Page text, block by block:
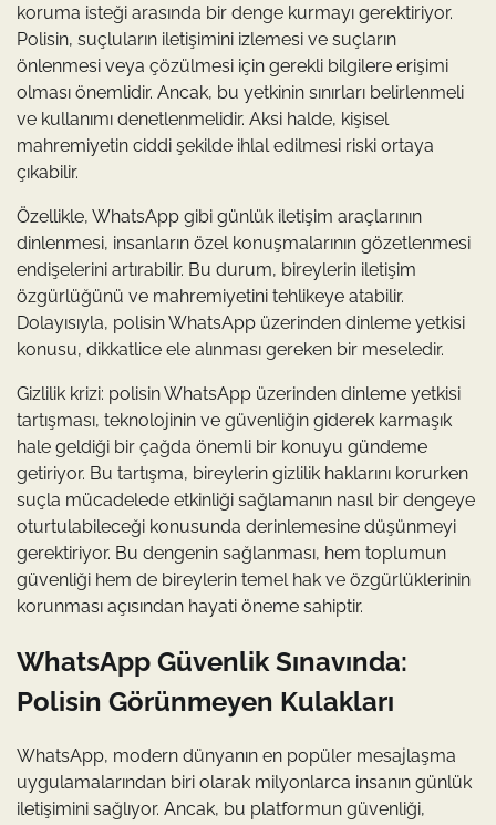
koruma isteği arasında bir denge kurmayı gerektiriyor.
Polisin, suçluların iletişimini izlemesi ve suçların
önlenmesi veya çözülmesi için gerekli bilgilere erişimi
olması önemlidir. Ancak, bu yetkinin sınırları belirlenmeli
ve kullanımı denetlenmelidir. Aksi halde, kişisel
mahremiyetin ciddi şekilde ihlal edilmesi riski ortaya
çıkabilir.
Özellikle, WhatsApp gibi günlük iletişim araçlarının
dinlenmesi, insanların özel konuşmalarının gözetlenmesi
endişelerini artırabilir. Bu durum, bireylerin iletişim
özgürlüğünü ve mahremiyetini tehlikeye atabilir.
Dolayısıyla, polisin WhatsApp üzerinden dinleme yetkisi
konusu, dikkatlice ele alınması gereken bir meseledir.
Gizlilik krizi: polisin WhatsApp üzerinden dinleme yetkisi
tartışması, teknolojinin ve güvenliğin giderek karmaşık
hale geldiği bir çağda önemli bir konuyu gündeme
getiriyor. Bu tartışma, bireylerin gizlilik haklarını korurken
suçla mücadelede etkinliği sağlamanın nasıl bir dengeye
oturtulabileceği konusunda derinlemesine düşünmeyi
gerektiriyor. Bu dengenin sağlanması, hem toplumun
güvenliği hem de bireylerin temel hak ve özgürlüklerinin
korunması açısından hayati öneme sahiptir.
WhatsApp Güvenlik Sınavında:
Polisin Görünmeyen Kulakları
WhatsApp, modern dünyanın en popüler mesajlaşma
uygulamalarından biri olarak milyonlarca insanın günlük
iletişimini sağlıyor. Ancak, bu platformun güvenliği,